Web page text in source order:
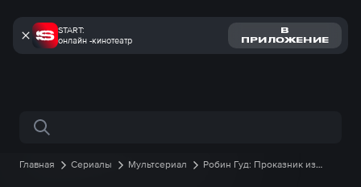
START:
онлайн -кинотеатр
В
ПРИЛОЖЕНИЕ
Поиск по сайту
Главная Сериалы Мультсериал
Робин Гуд: Проказник из